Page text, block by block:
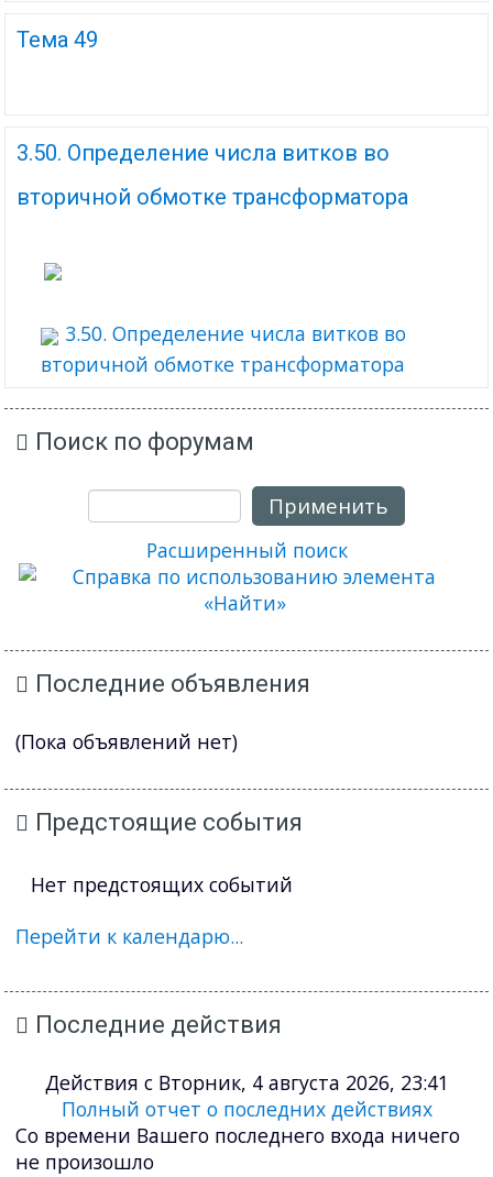
Тема 49
3.50. Определение числа витков во
вторичной обмотке трансформатора
3.50. Определение числа витков во
вторичной обмотке трансформатора
Поиск по форумам
Применить
Расширенный поиск
Последние объявления
(Пока объявлений нет)
Предстоящие события
Нет предстоящих событий
Перейти к календарю...
Последние действия
Действия с Вторник, 4 августа 2026, 23:41
Полный отчет о последних действиях
Со времени Вашего последнего входа ничего
не произошло